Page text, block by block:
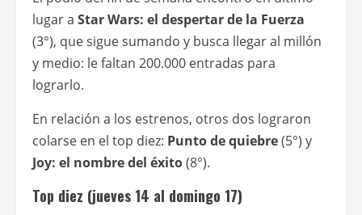
lugar a Star Wars: el despertar de la Fuerza
(3°), que sigue sumando y busca llegar al millón
y medio: le faltan 200.000 entradas para
lograrlo.
En relación a los estrenos, otros dos lograron
colarse en el top diez: Punto de quiebre(5°) y
Joy: el nombre del éxito(8°).
Top diez (jueves 14 al domingo 17)